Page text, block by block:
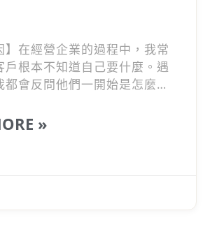
】在經營企業的過程中，我常
戶根本不知道自己要什麼。遇
會反問他們一開始是怎麼提
痛點都還沒釐清
»